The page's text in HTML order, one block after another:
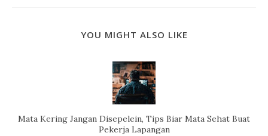
YOU MIGHT ALSO LIKE
Mata Kering Jangan Disepelein, Tips Biar Mata Sehat Buat
Pekerja Lapangan